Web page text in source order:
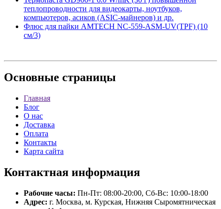
теплопроводности для видеокарты, ноутбуков,
компьютеров, асиков (ASIC-майнеров) и др.
Флюс для пайки AMTECH NC-559-ASM-UV(TPF) (10
см/3)
Основные страницы
Главная
Блог
О нас
Доставка
Оплата
Контакты
Карта сайта
Контактная информация
Рабочие часы: Пн-Пт: 08:00-20:00, Сб-Вс: 10:00-18:00
Адрес: г. Москва, м. Курская, Нижняя Сыромятническая